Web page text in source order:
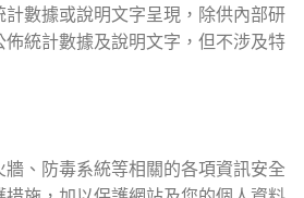
數據或說明文字呈現，除供內部研
統計數據及說明文字，但不涉及特
、防毒系統等相關的各項資訊安全